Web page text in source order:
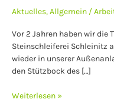
Aktuelles,Allgemein /
Vor 2 Jahren haben wir die
Steinschleiferei Schleinitz
wieder in unserer
den Stützbock des […]
Weiterlesen »